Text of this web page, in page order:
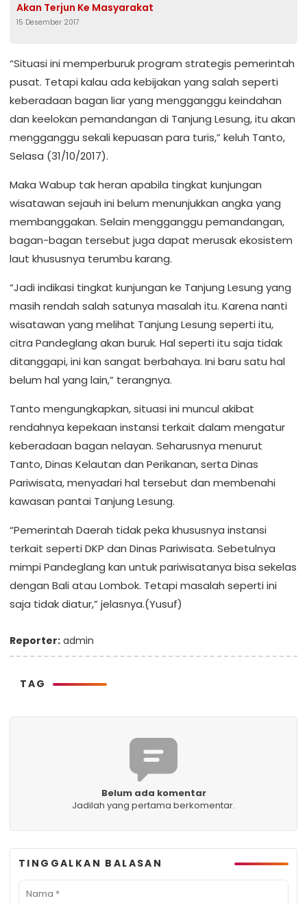
Akan Terjun Ke Masyarakat
15 Desember 2017
“Situasi ini memperburuk program strategis pemerintah
pusat. Tetapi kalau ada kebijakan yang salah seperti
keberadaan bagan liar yang mengganggu keindahan
dan keelokan pemandangan di Tanjung Lesung, itu akan
mengganggu sekali kepuasan para turis,” keluh Tanto,
Selasa (31/10/2017).
Maka Wabup tak heran apabila tingkat kunjungan
wisatawan sejauh ini belum menunjukkan angka yang
membanggakan. Selain mengganggu pemandangan,
bagan-bagan tersebut juga dapat merusak ekosistem
laut khususnya terumbu karang.
“Jadi indikasi tingkat kunjungan ke Tanjung Lesung yang
masih rendah salah satunya masalah itu. Karena nanti
wisatawan yang melihat Tanjung Lesung seperti itu,
citra Pandeglang akan buruk. Hal seperti itu saja tidak
ditanggapi, ini kan sangat berbahaya. Ini baru satu hal
belum hal yang lain,” terangnya.
Tanto mengungkapkan, situasi ini muncul akibat
rendahnya kepekaan instansi terkait dalam mengatur
keberadaan bagan nelayan. Seharusnya menurut
Tanto, Dinas Kelautan dan Perikanan, serta Dinas
Pariwisata, menyadari hal tersebut dan membenahi
kawasan pantai Tanjung Lesung.
“Pemerintah Daerah tidak peka khususnya instansi
terkait seperti DKP dan Dinas Pariwisata. Sebetulnya
mimpi Pandeglang kan untuk pariwisatanya bisa sekelas
dengan Bali atau Lombok. Tetapi masalah seperti ini
saja tidak diatur,” jelasnya.(Yusuf)
Reporter: admin
TAG
Belum ada komentar
Jadilah yang pertama berkomentar.
TINGGALKAN BALASAN